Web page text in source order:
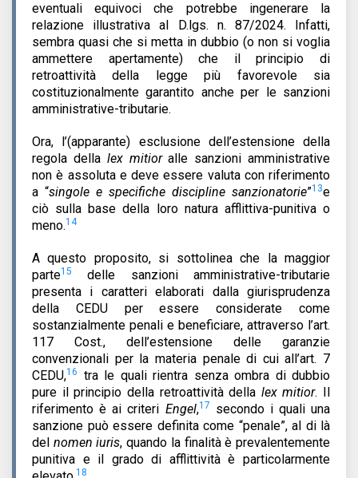
eventuali equivoci che potrebbe ingenerare la
relazione illustrativa al D.lgs. n. 87/2024. Infatti,
sembra quasi che si metta in dubbio (o non si voglia
ammettere apertamente) che il principio di
retroattività della legge più favorevole sia
costituzionalmente garantito anche per le sanzioni
amministrative-tributarie.
Ora, l’(apparante) esclusione dell’estensione della
regola della lex mitioralle sanzioni amministrative
non è assoluta e deve essere valuta con riferimento
a “singole e specifiche discipline sanzionatorie”13e
ciò sulla base della loro natura afflittiva-punitiva o
meno.14
A questo proposito, si sottolinea che la maggior
parte15
delle sanzioni amministrative-tributarie
presenta i caratteri elaborati dalla giurisprudenza
della CEDU per essere considerate come
sostanzialmente penali e beneficiare, attraverso l’art.
117 Cost., dell’estensione delle garanzie
convenzionali per la materia penale di cui all’art. 7
CEDU,16
tra le quali rientra senza ombra di dubbio
pure il principio della retroattività della lex mitior. Il
riferimento è ai criteri Engel,17
secondo i quali una
sanzione può essere definita come “penale”, al di là
del nomen iuris, quando la finalità è prevalentemente
punitiva e il grado di afflittività è particolarmente
18